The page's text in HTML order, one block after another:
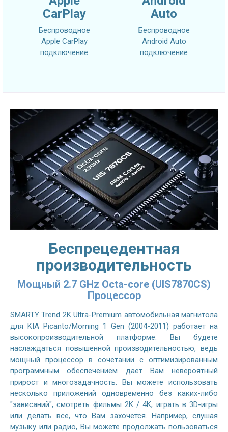
CarPlay
Беспроводное
Apple CarPlay
подключение
Auto
Беспроводное
Android Auto
подключение
Беспрецедентная
производительность
Мощный 2.7 GHz Octa-core (UIS7870CS)
Процессор
SMARTY Trend 2K Ultra-Premium автомобильная магнитола
для KIA Picanto/Morning 1 Gen (2004-2011) работает на
высокопроизводительной платформе. Вы будете
наслаждаться повышенной производительностью, ведь
мощный процессор в сочетании с оптимизированным
программным обеспечением дает Вам невероятный
прирост и многозадачность. Вы можете использовать
несколько приложений одновременно без каких-либо
"зависаний", смотреть фильмы 2K / 4K, играть в 3D-игры
или делать все, что Вам захочется. Например, слушая
музыку или радио, Вы можете продолжать пользоваться